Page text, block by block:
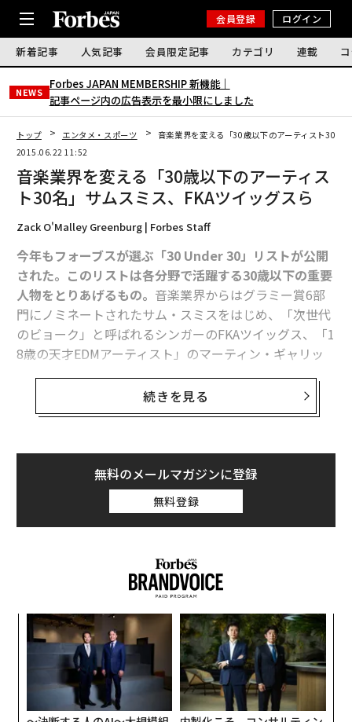
会員登録 ログイン
新着記事 人気記事 会員限定記事 カテゴリ 連載
NEWS
Forbes JAPAN MEMBERSHIP 新機能｜
記事ページ内の広告表示を最小限にしました
トップ エンタメ・スポーツ
音楽業界を変える「30歳以下のアーティスト30名
2015.06.22 11:52
音楽業界を変える「30歳以下のアーティス
ト30名」サムスミス、FKAツイッグスら
Zack O'Malley Greenburg | Forbes Staff
今年もフォーブスが選ぶ「30 Under 30」リストが公開
された。このリストは各分野で活躍する30歳以下の重要
人物をとりあげるもの。 音楽業界からはグラミー賞6部
門にノミネートされたサム・スミスをはじめ、「次世代
のビョーク」と呼ばれるシンガーのFKAツイッグス、「1
8歳の天才EDMアーティスト」のマーティン・ギャリッ
クスら、次世代を担う音楽家らが選出された。
今回のリストには音楽プロデューサーやレーベルの経営
ェルバックはテイラー・スウィフトの最新アルバムの楽
曲を手がけたことが評価された。また、ベアハンズをヒ
ットさせたカントラ・レコードの共同設立者ウィル・グ
リッグズもその功績を讃えられた。全メンバーの名前は
下記の通り。
フロリダ・ジョージア・ライン
（Florida Georgia Line）
27歳のタイラー・ハバードと29歳のブライアン・ケリー
はまさに30 Under 30を象徴する存在と言える。カント
リー、ロック、エレクトロニカ、ヒップホップとポップ
ミュージックを融合させた音楽で一気にスターダムを駆
け上った。
続きを見る
無料のメールマガジンに登録
無料登録